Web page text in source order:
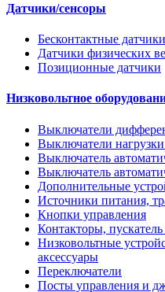
Датчики/сенсоры
Бесконтактные датчики
Датчики физических
Позиционные датчики
Низковольтное
Выключатели
Выключатели
Выключатель
Выключатель
Дополнительные
Источники питания,
Кнопки управления
Контакторы,
Низковольтные
аксессуары
Переключатели
Посты управления и